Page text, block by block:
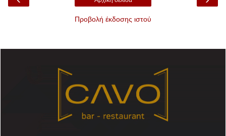
Προβολή έκδοσης ιστού